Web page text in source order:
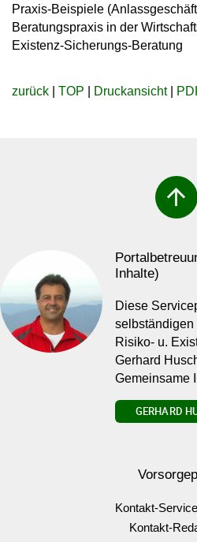
Praxis-Beispiele
Beratungspraxis in der
Existenz-Sicherungs-Beratung
zurück TOP Druckansicht|
arrow_upward
Inhalte)
Diese
selbständigen
Risiko- u.
Gerhard
Gemeinsame
GERHARD
Kontakt-
Kontakt-